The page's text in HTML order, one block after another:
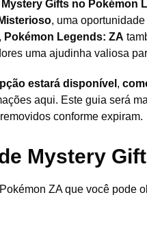
Gifts no Pokémon
, uma
Pokémon Legends: ZA
uma ajudinha valiosa
estará disponível ,
aqui. Este guia será
conforme expiram.
Mystery
ZA que você pode